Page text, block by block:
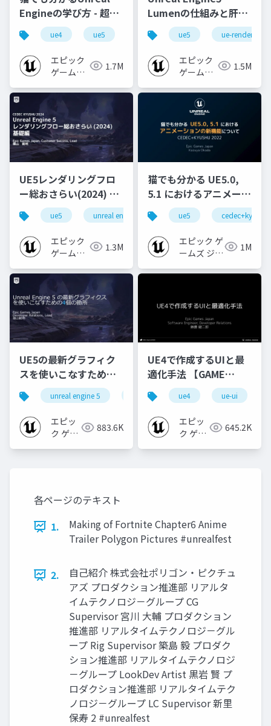
Engineの学び方 - 超初
心者向け編 - 2023 v1.0
ue4 ue5 ue-beginner
エピック
ゲームズ
1.7M
Lumenの仕組みと肝心
なところ
ue5 ue-rendering
エピック
ゲームズ
1.5M
UE5レンダリングフロ
ー総おさらい(2024) 基
礎編！
[CEDEC+KYUSHU
2024]
ue5 unreal engine ue-rendering
エピック
ゲームズ
1.3M
猫でも分かる UE5.0,
5.1 におけるアニメーシ
ョンの新機能について
【CEDEC+KYUSHU
2022】
ue5 cedec+kyushu
エピック ゲ
ームズ ジャ
1M
UE5の最新グラフィク
スを使いこなすための4
個の勘所
[CEDEC+KYUSHU
2023]
unreal engine 5 cedec cedec+kyushu
エピッ
ク ゲー
883.6K
UE4で作成するUIと最
適化手法 【GAME
CREATORS
CONFERENCE '20】
ue4 ue-ui
エピッ
ク ゲー
645.2K
各ページのテキスト
1.
Making of Fortnite Chapter6 Anime
Trailer Polygon Pictures #unrealfest
2.
自己紹介 株式会社ポリゴン・ピクチュ
アズ プロダクション推進部 リアルタ
イムテクノロジ－グループ CG
Supervisor 宮川 大輔 プロダクション
推進部 リアルタイムテクノロジ－グル
ープ Rig Supervisor 築島 毅 プロダク
ション推進部 リアルタイムテクノロジ
－グループ LookDev Artist 黒岩 賢 プ
ロダクション推進部 リアルタイムテク
ノロジ－グループ LC Supervisor 新里
保寿 2 #unrealfest